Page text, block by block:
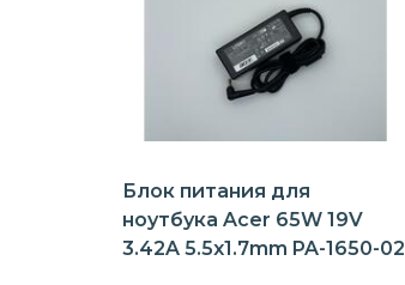
Блок питания для
ноутбука Acer 65W 19V
3.42A 5.5x1.7mm PA-1650-02